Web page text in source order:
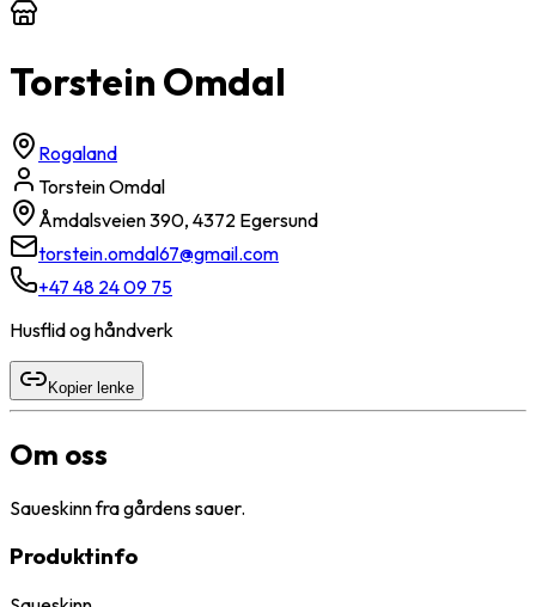
Torstein Omdal
Rogaland
Torstein Omdal
Åmdalsveien 390, 4372 Egersund
torstein.omdal67@gmail.com
+47 48 24 09 75
Husflid og håndverk
Kopier lenke
Om oss
Saueskinn fra gårdens sauer.
Produktinfo